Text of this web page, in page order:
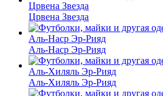
Црвена Звезда
Аль-Наср Эр-Рияд
Аль-Хиляль Эр-Рияд